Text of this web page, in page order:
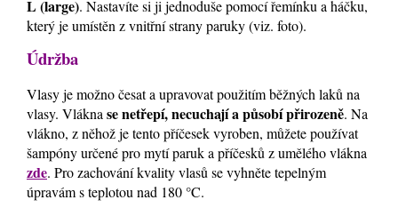
L (large). Nastavíte si ji jednoduše pomocí řemínku a háčku,
který je umístěn z vnitřní strany paruky (viz. foto).
Údržba
Vlasy je možno česat a upravovat použitím běžných laků na
vlasy. Vlákna se netřepí, necuchají a působí přirozeně. Na
vlákno, z něhož je tento příčesek vyroben, můžete používat
šampóny určené pro mytí paruk a příčesků z umělého vlákna
zde. Pro zachování kvality vlasů se vyhněte tepelným
úpravám s teplotou nad 180 °C.